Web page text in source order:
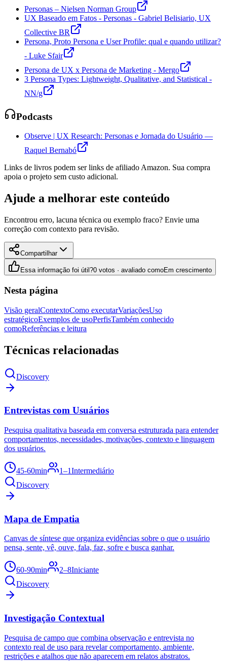
Personas – Nielsen Norman Group
UX Baseado em Fatos - Personas - Gabriel Belisiario, UX
Collective BR
Persona, Proto Persona e User Profile: qual e quando utilizar?
- Luke Sfair
Persona de UX x Persona de Marketing - Mergo
3 Persona Types: Lightweight, Qualitative, and Statistical -
NN/g
Podcasts
Observe | UX Research: Personas e Jornada do Usuário —
Raquel Bernabó
Links de livros podem ser links de afiliado Amazon. Sua compra
apoia o projeto sem custo adicional.
Ajude a melhorar este conteúdo
Encontrou erro, lacuna técnica ou exemplo fraco? Envie uma
correção com contexto para revisão.
Compartilhar
Essa informação foi útil?0 votos · avaliado comoEm crescimento
Nesta página
Visão geralContextoComo executarVariaçõesUso
estratégicoExemplos de usoPerfisTambém conhecido
comoReferências e leitura
Técnicas relacionadas
Discovery
Entrevistas com Usuários
Pesquisa qualitativa baseada em conversa estruturada para entender
comportamentos, necessidades, motivações, contexto e linguagem
dos usuários.
45-60min 1–1Intermediário
Discovery
Mapa de Empatia
Canvas de síntese que organiza evidências sobre o que o usuário
pensa, sente, vê, ouve, fala, faz, sofre e busca ganhar.
60-90min 2–8Iniciante
Discovery
Investigação Contextual
Pesquisa de campo que combina observação e entrevista no
contexto real de uso para revelar comportamento, ambiente,
restrições e atalhos que não aparecem em relatos abstratos.